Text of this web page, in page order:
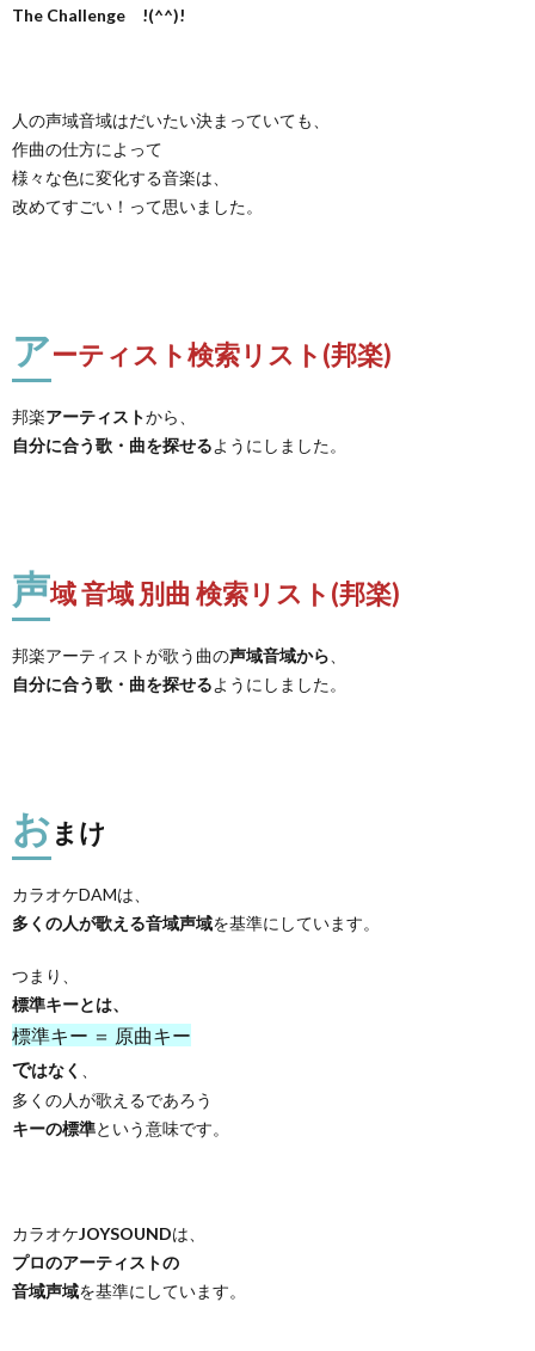
The Challenge !(^^)!
人の声域音域はだいたい決まっていても、
作曲の仕方によって
様々な色に変化する音楽は、
改めてすごい！って思いました。
アーティスト検索リスト(邦楽)
邦楽アーティストから、
自分に合う歌・曲を探せるようにしました。
声域 音域 別曲 検索リスト(邦楽)
邦楽アーティストが歌う曲の声域音域から
自分に合う歌・曲を探せるようにしました。
おまけ
カラオケDAMは、
多くの人が歌える音域声域を基準にしています。
つまり、
標準キーとは、
標準キー ＝ 原曲キー
ではなく
多くの人が歌えるであろう
キーの標準という意味です。
カラオケJOYSOUNDは、
プロのアーティストの
音域声域を基準にしています。